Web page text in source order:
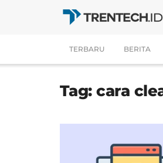
TERBARU BERITA
Tag:cara